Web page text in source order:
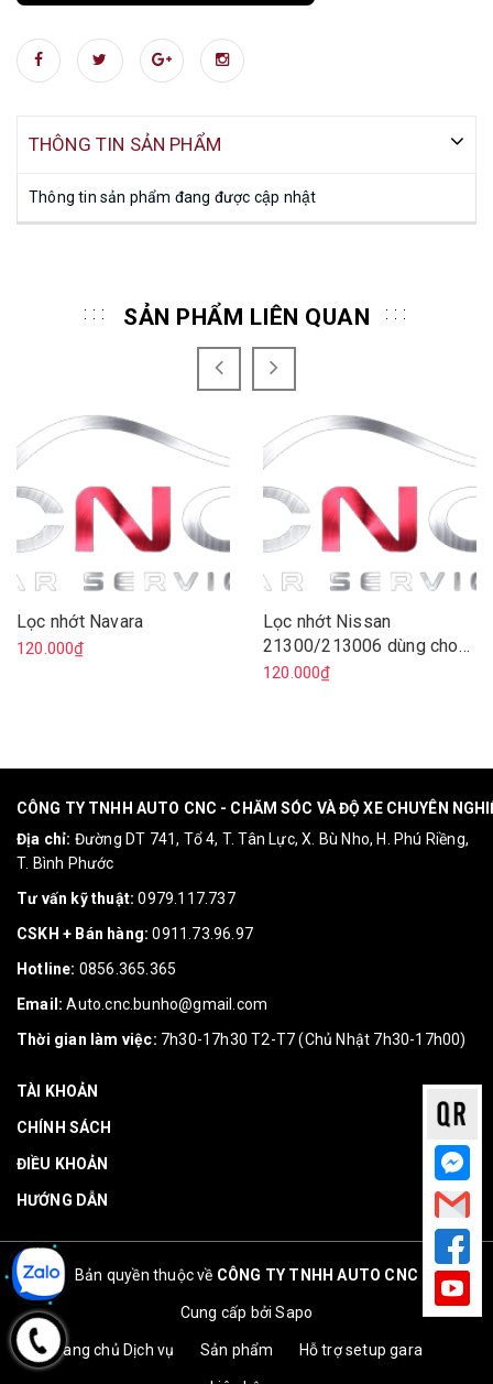
THÔNG TIN SẢN PHẨM
Thông tin sản phẩm đang được cập nhật
SẢN PHẨM LIÊN QUAN
Lọc nhớt Navara
120.000₫
Lọc nhớt Nissan
21300/213006 dùng cho
xe nissan sunny, livina,
120.000₫
CÔNG TY TNHH AUTO CNC - CHĂM SÓC VÀ ĐỘ XE CHUYÊN
Địa chỉ: Đường DT 741, Tổ 4, T. Tân Lực, X. Bù Nho, H. Phú Riềng,
T. Bình Phước
Tư vấn kỹ thuật: 0979.117.737
CSKH + Bán hàng: 0911.73.96.97
Hotline: 0856.365.365
Email: Auto.cnc.bunho@gmail.com
Thời gian làm việc: 7h30-17h30 T2-T7 (Chủ Nhật 7h30-17h00)
TÀI KHOẢN
CHÍNH SÁCH
ĐIỀU KHOẢN
HƯỚNG DẪN
Bản quyền thuộc về CÔNG TY TNHH AUTO CNC
Cung cấp bởiSapo
Trang chủ Dịch vụ Sản phẩm Hỗ trợ setup gara